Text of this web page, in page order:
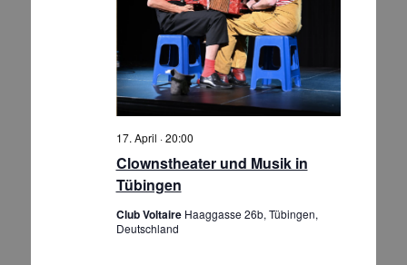
Clownstheater und Musik in
Tübingen
17. April · 20:00
Club Voltaire Haaggasse 26b, Tübingen,
Deutschland